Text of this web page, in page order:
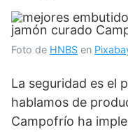
Foto de HNBS en
La seguridad es el
hablamos de
Campofrío ha